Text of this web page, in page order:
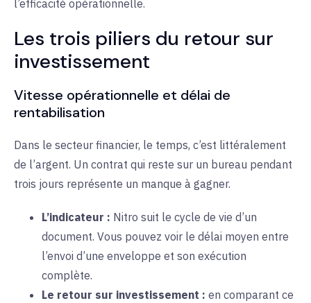
l’efficacité opérationnelle.
Les trois piliers du retour sur
investissement
Vitesse opérationnelle et délai de
rentabilisation
Dans le secteur financier, le temps, c’est littéralement
de l’argent. Un contrat qui reste sur un bureau pendant
trois jours représente un manque à gagner.
L’indicateur : Nitro suit le cycle de vie d’un
document. Vous pouvez voir le délai moyen entre
l’envoi d’une enveloppe et son exécution
complète.
Le retour sur investissement : en comparant ce